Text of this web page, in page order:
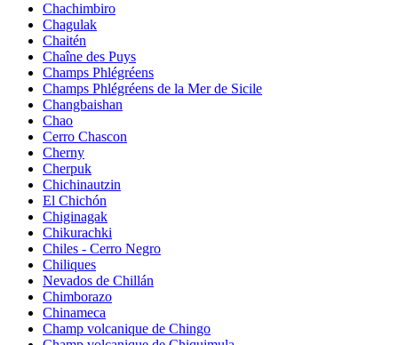
Chachimbiro
Chagulak
Chaitén
Chaîne des Puys
Champs Phlégréens
Champs Phlégréens de la Mer de Sicile
Changbaishan
Chao
Cerro Chascon
Cherny
Cherpuk
Chichinautzin
El Chichón
Chiginagak
Chikurachki
Chiles - Cerro Negro
Chiliques
Nevados de Chillán
Chimborazo
Chinameca
Champ volcanique de Chingo